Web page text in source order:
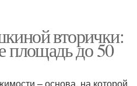
вторички:
площадь до 50